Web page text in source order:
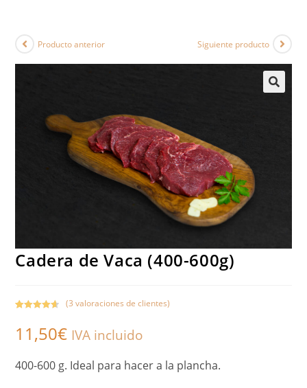
Producto anterior Siguiente producto
Cadera de Vaca (400-600g)
con4.67de
5 en base
valoracione
(3 valoraciones de clientes)
11,50€ IVA incluido
400-600 g. Ideal para hacer a la plancha.